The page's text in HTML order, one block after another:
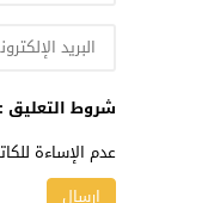
شروط التعليق :
عدم الإساءة